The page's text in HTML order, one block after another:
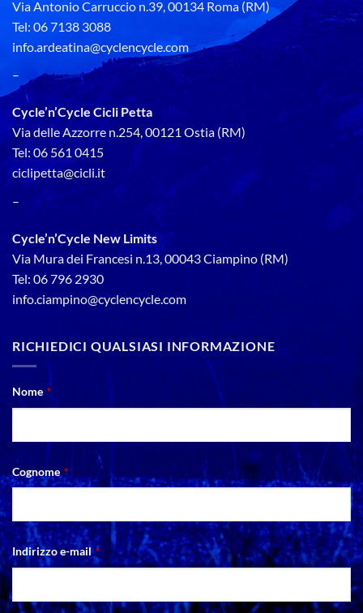
Via Antonio Carruccio n.39, 00134 Roma (RM)
Tel: 06 7138 3088
info.ardeatina@cyclencycle.com
–
Cycle’n’Cycle Cicli Petta
Via delle Azzorre n.254, 00121 Ostia (RM)
Tel: 06 561 0415
ciclipetta@cicli.it
–
Cycle’n’Cycle New Limits
Via Mura dei Francesi n.13, 00043 Ciampino (RM)
Tel: 06 796 2930
info.ciampino@cyclencycle.com
RICHIEDICI QUALSIASI INFORMAZIONE
Nome *
Cognome *
Indirizzo e-mail *